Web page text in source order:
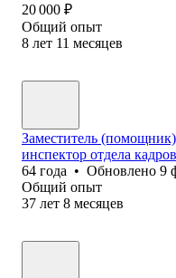
20 000 ₽
Общий опыт
8 лет 11 месяцев
Заместитель
инспектор отдела
64 года • Обновлено 9
Общий опыт
37 лет 8 месяцев